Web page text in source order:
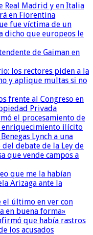
Real Madrid y en Italia
en Fiorentina
fue víctima de un
dicho que europeos le
de Gaiman en
los rectores piden a la
y aplique multas si no
frente al Congreso en
Privada
el procesamiento de
enriquecimiento ilícito
Lynch a una
debate de la Ley de
que vende campos a
que me la habían
Arizaga ante la
el último en ver con
en buena forma»
que había rastros
los acusados